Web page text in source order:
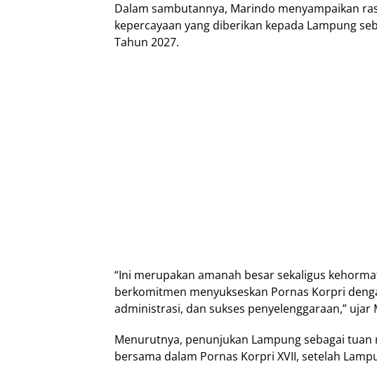
Dalam sambutannya, Marindo menyampaikan
kepercayaan yang diberikan kepada Lampung
Tahun 2027.
“Ini merupakan amanah besar sekaligus
berkomitmen menyukseskan Pornas Korpri
administrasi, dan sukses penyelenggaraan,” ujar
Menurutnya, penunjukan Lampung sebagai
bersama dalam Pornas Korpri XVII, setelah